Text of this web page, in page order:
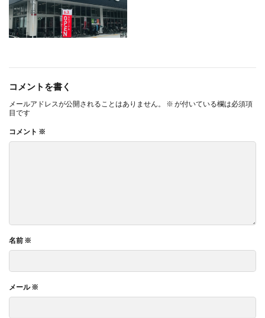
コメントを書く
メールアドレスが公開されることはありません。 ※ が付いている欄は必須項
目です
コメント ※
名前 ※
メール※